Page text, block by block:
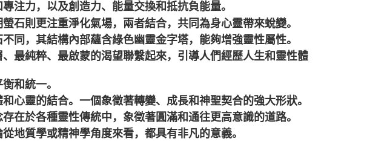
注力，以及創造力、能量交換和抵抗負能量。
石則更注重淨化氣場，兩者結合，共同為身心靈帶來蛻變。
同，其結構內部蘊含綠色幽靈金字塔，能夠增強靈性屬性。
最純粹、最啟蒙的渴望聯繫起來，引導人們經歷人生和靈性體
和統一。
心靈的結合。一個象徵著轉變、成長和神聖契合的強大形狀。
在於各種靈性傳統中，象徵著圓滿和通往更高意識的道路。
地質學或精神學角度來看，都具有非凡的意義。